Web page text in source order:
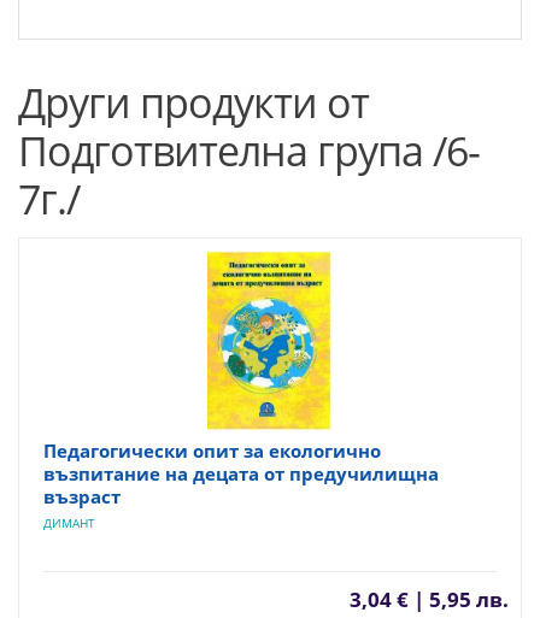
Други продукти от
Подготвителна група /6-
7г./
Педагогически опит за екологично
възпитание на децата от предучилищна
възраст
ДИМАНТ
3,04 € | 5,95 лв.